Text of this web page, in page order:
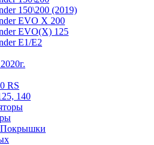
150\200 (2019)
EVO X 200
EVO(X) 125
Е1/Е2
RS
140
Покрышки